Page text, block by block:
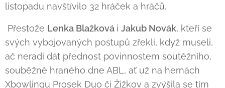
listopadu navštívilo 32 hráček a hráčů.
Přestože Lenka Blažková i Jakub Novák, kteří se
svých vybojovaných postupů zřekli, když museli,
ač neradi dát přednost povinnostem soutěžního,
souběžně hraného dne ABL, ať už na hernách
Xbowlingu Prosek Duo či Žižkov a zvýšila se tím